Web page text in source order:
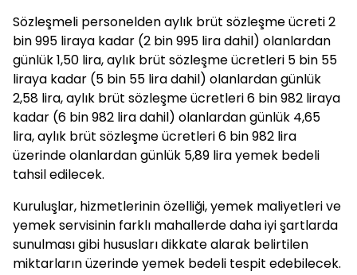
Sözleşmeli personelden aylık brüt sözleşme ücreti 2
bin 995 liraya kadar (2 bin 995 lira dahil) olanlardan
günlük 1,50 lira, aylık brüt sözleşme ücretleri 5 bin 55
liraya kadar (5 bin 55 lira dahil) olanlardan günlük
2,58 lira, aylık brüt sözleşme ücretleri 6 bin 982 liraya
kadar (6 bin 982 lira dahil) olanlardan günlük 4,65
lira, aylık brüt sözleşme ücretleri 6 bin 982 lira
üzerinde olanlardan günlük 5,89 lira yemek bedeli
tahsil edilecek.
Kuruluşlar, hizmetlerinin özelliği, yemek maliyetleri ve
yemek servisinin farklı mahallerde daha iyi şartlarda
sunulması gibi hususları dikkate alarak belirtilen
miktarların üzerinde yemek bedeli tespit edebilecek.